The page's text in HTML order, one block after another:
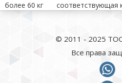
более 60 кг соответствующая
© 2011 - 2025
Все права